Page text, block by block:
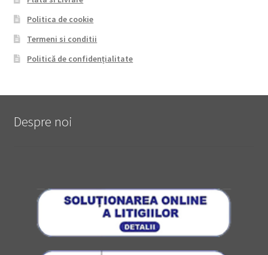
Politica de cookie
Termeni si conditii
Politică de confidențialitate
Despre noi